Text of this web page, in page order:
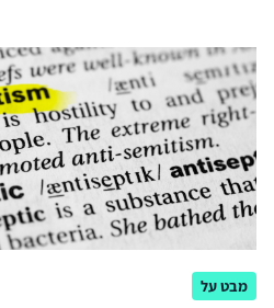
מבט על